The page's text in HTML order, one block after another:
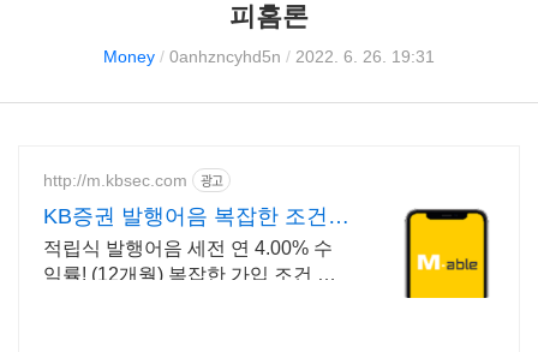
피홈론
Money / 0anhzncyhd5n / 2022. 6. 26. 19:31
http://m.kbsec.com 광고
KB증권 발행어음 복잡한 조건없
이 누구나
적립식 발행어음 세전 연 4.00% 수
익률! (12개월) 복잡한 가입 조건 없